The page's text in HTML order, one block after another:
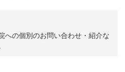
への個別のお問い合わせ・紹介な